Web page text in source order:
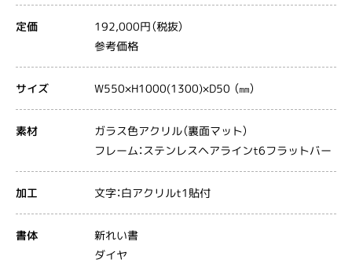
定価 192,000円（税抜）
参考価格
サイズ W550×H1000(1300)×D50 （㎜）
素材 ガラス色アクリル（裏面マット）
フレーム：ステンレスヘアラインt6フラットバー
加工 文字：白アクリルt1貼付
書体 新れい書
ダイヤ